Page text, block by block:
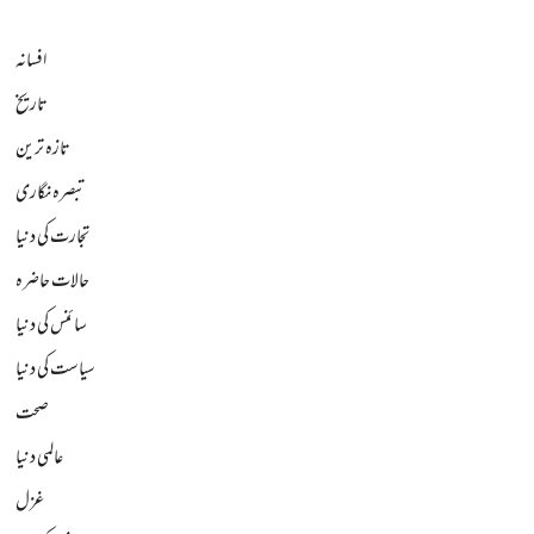
افسانہ
تاریخ
تازہ ترین
تبصرہ نگاری
تجارت کی دنیا
حالات حاضرہ
سائنس کی دنیا
سیاست کی دنیا
صحت
عالمی دنیا
غزل